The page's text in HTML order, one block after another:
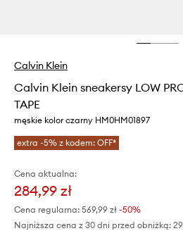
Calvin Klein
Calvin Klein sneakersy LOW
TAPE
męskie kolor czarny HM0HM01897
extra -5% z kodem: OFF*
Cena aktualna:
284,99 zł
Cena regularna: 569,99 zł -50%
Najniższa cena z 30 dni przed obniżką: